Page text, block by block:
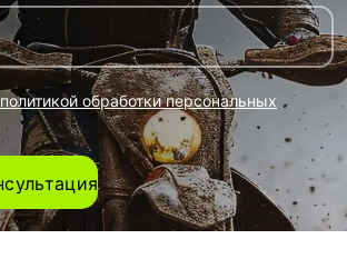
политикой обработки персональных